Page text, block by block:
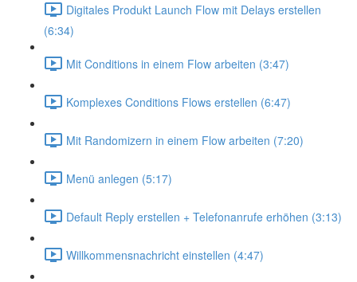
Digitales Produkt Launch Flow mit Delays erstellen
(6:34)
Mit Conditions in einem Flow arbeiten (3:47)
Komplexes Conditions Flows erstellen (6:47)
Mit Randomizern in einem Flow arbeiten (7:20)
Menü anlegen (5:17)
Default Reply erstellen + Telefonanrufe erhöhen (3:13)
Willkommensnachricht einstellen (4:47)